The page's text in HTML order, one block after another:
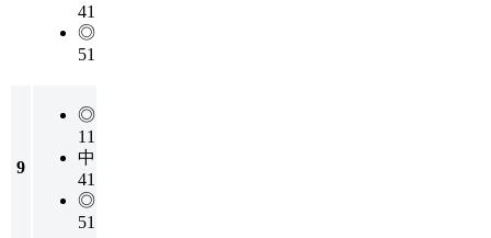
41
◎
51
9
◎
11
中
41
◎
51